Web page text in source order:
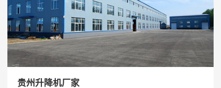
贵州升降机厂家